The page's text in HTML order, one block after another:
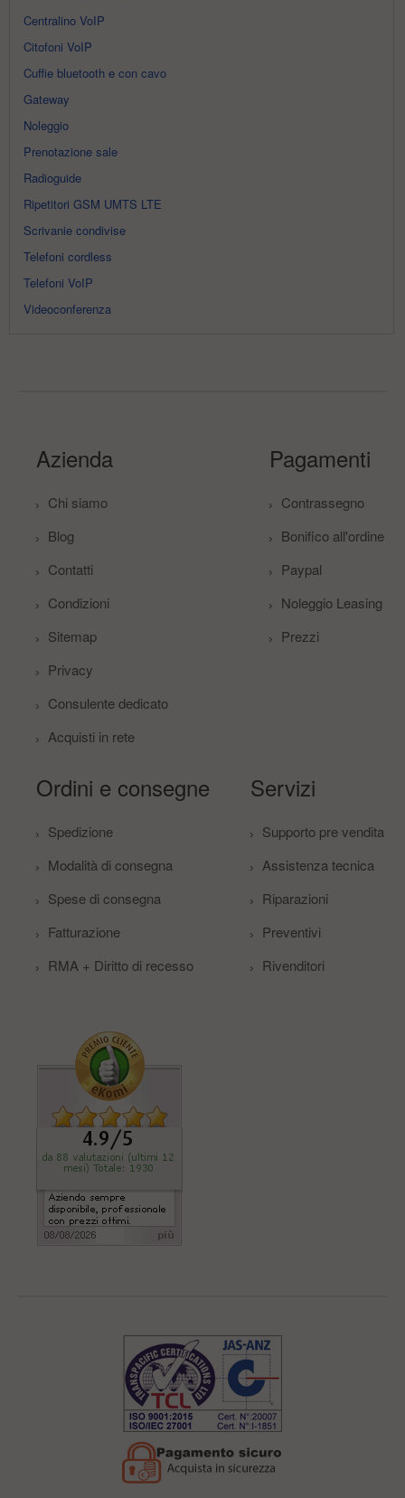
Centralino VoIP
Citofoni VoIP
Cuffie bluetooth e con cavo
Gateway
Noleggio
Prenotazione sale
Radioguide
Ripetitori GSM UMTS LTE
Scrivanie condivise
Telefoni cordless
Telefoni VoIP
Videoconferenza
Azienda
Chi siamo
Blog
Contatti
Condizioni
Sitemap
Privacy
Consulente dedicato
Acquisti in rete
Pagamenti
Contrassegno
Bonifico all'ordine
Paypal
Noleggio Leasing
Prezzi
Ordini e consegne
Spedizione
Modalità di consegna
Spese di consegna
Fatturazione
RMA + Diritto di recesso
Servizi
Supporto pre vendita
Assistenza tecnica
Riparazioni
Preventivi
Rivenditori